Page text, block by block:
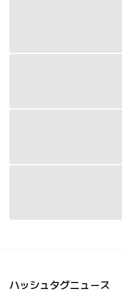
ハッシュタグニュース